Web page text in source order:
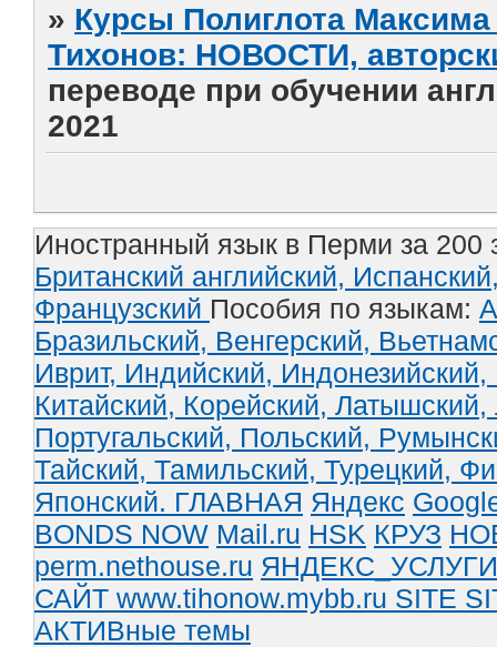
» Курсы Полиглота
Тихонов: НОВОСТИ,
переводе при обучении
2021
Иностранный язык в Перми за 200
Британский английский,
Французский Пособия по языкам:
Бразильский, Венгерский,
Иврит, Индийский, Индонезийский,
Китайский, Корейский, Латышский,
Португальский, Польский,
Тайский, Тамильский, Турецкий,
Японский. ГЛАВНАЯ Яндекс
BONDS NOW Mail.ru HSK КРУЗ
perm.nethouse.ru ЯНДЕКС_УСЛУГИ
САЙТ www.tihonow.mybb.ru SITE
АКТИВные темы